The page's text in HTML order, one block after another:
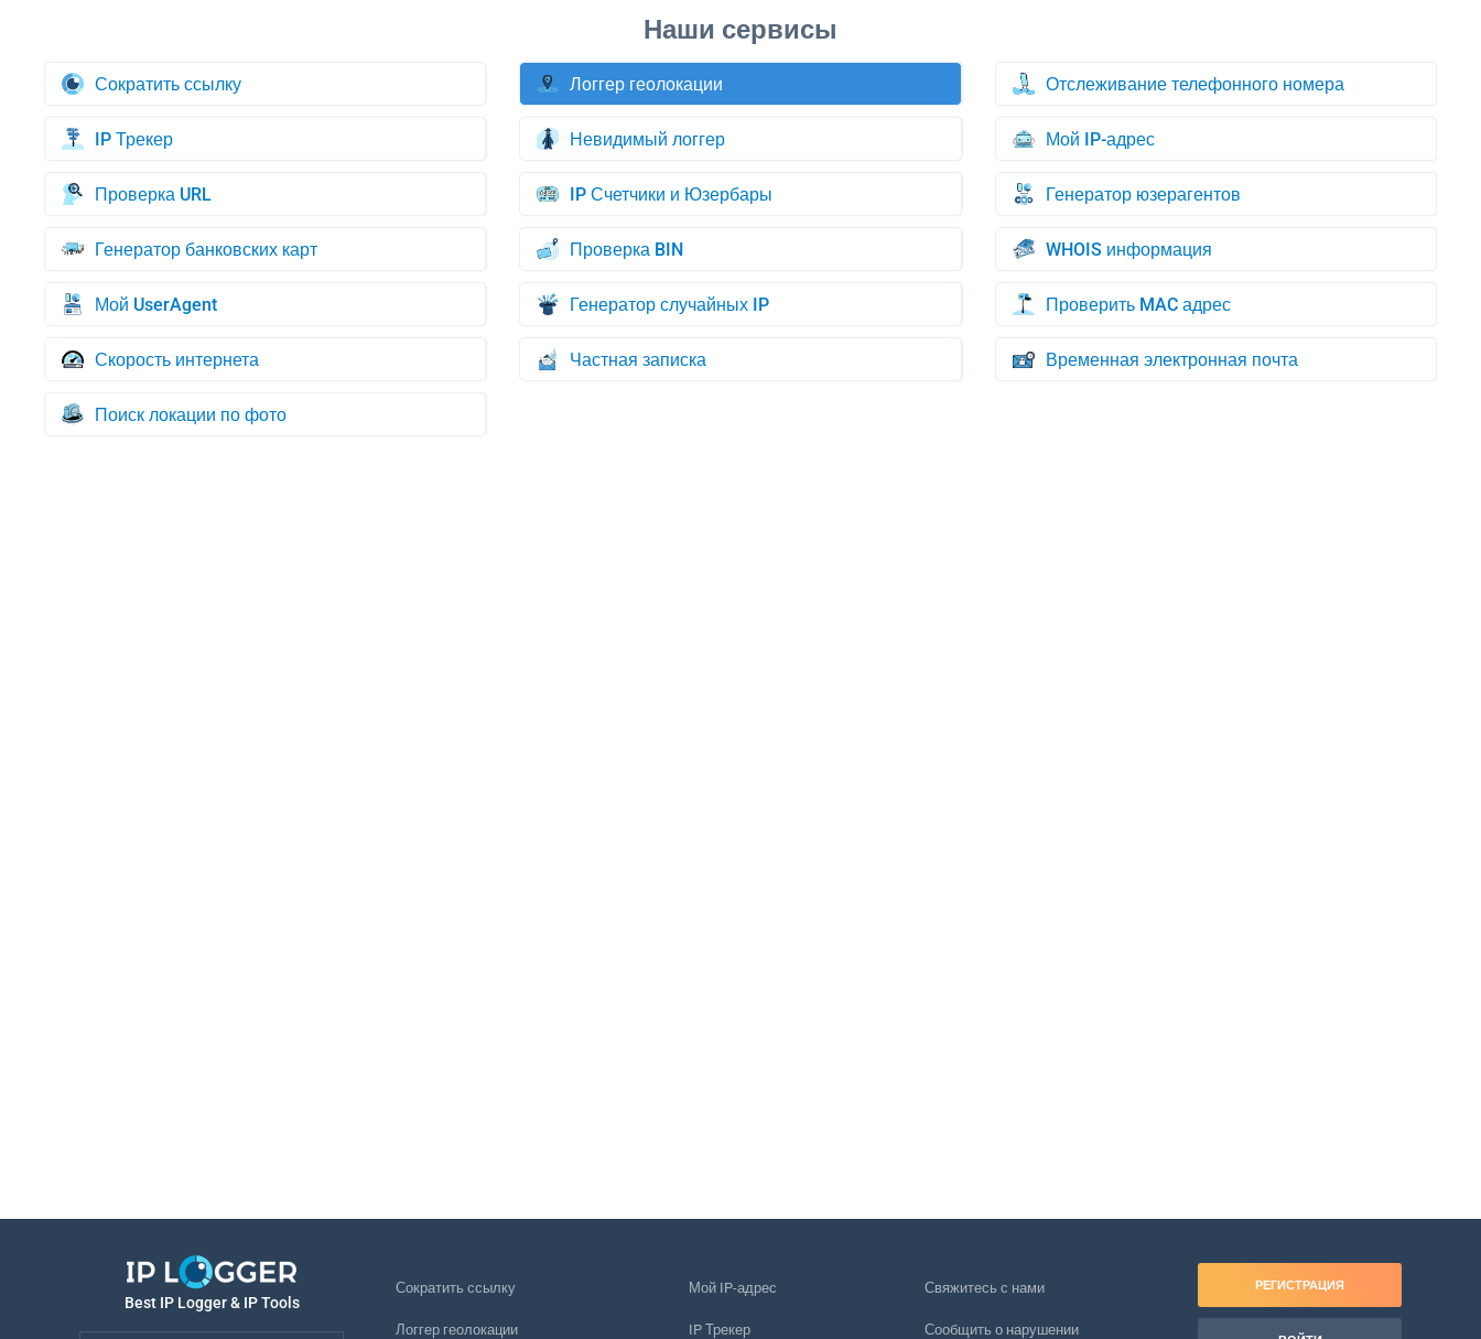
Сократить ссылку Логгер геолокации Отслеживание телефонного номера
IP Трекер Невидимый логгер Мой IP-адрес
Проверка URL IP Счетчики и Юзербары Генератор юзерагентов
Генератор банковских карт Проверка BIN WHOIS информация
Мой UserAgent Генератор случайных IP Проверить MAC адрес
Скорость интернета Частная записка Временная электронная почта
Поиск локации по фото
Best IP Logger & IP Tools
Сократить ссылку
Логгер геолокации
Мой IP-адрес
IP Трекер
Свяжитесь с нами
Сообщить о нарушении
РЕГИСТРАЦИЯ